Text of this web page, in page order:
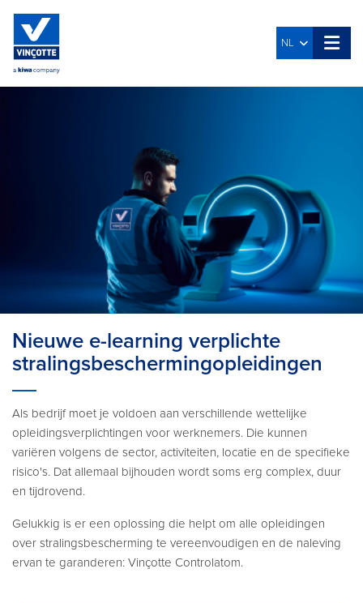
NL
Nieuwe e-learning verplichte
stralingsbeschermingopleidingen
Als bedrijf moet je voldoen aan verschillende wettelijke
opleidingsverplichtingen voor werknemers. Die kunnen
variëren volgens de sector, activiteiten, locatie en de specifieke
risico's. Dat allemaal bijhouden wordt soms erg complex, duur
en tijdrovend.
Gelukkig is er een oplossing die helpt om alle opleidingen
over stralingsbescherming te vereenvoudigen en de naleving
ervan te garanderen: Vinçotte Controlatom.